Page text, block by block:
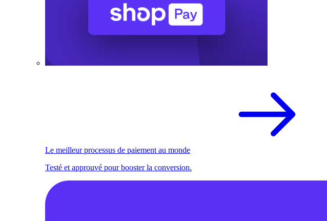
Le meilleur processus de paiement au monde
Testé et approuvé pour booster la conversion.